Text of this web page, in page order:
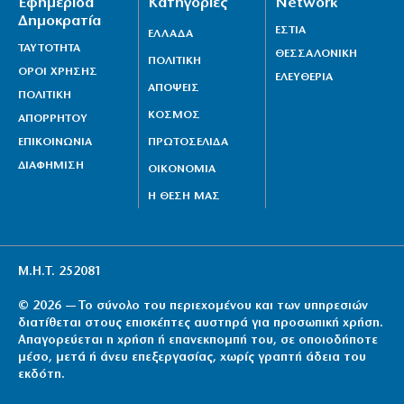
Τον νου σας στα παιδιά!
Ποια είναι η ισχυρότερη μυστική υπηρεσία της
Ευρώπης;
10|08|2026 | 20:52
Δημοκρατία
ΤΑΥΤΟΤΗΤΑ
ΟΡΟΙ ΧΡΗΣΗΣ
ΠΟΛΙΤΙΚΗ
ΑΠΟΡΡΗΤΟΥ
ΕΠΙΚΟΙΝΩΝΙΑ
ΔΙΑΦΗΜΙΣΗ
ΕΛΛΑΔΑ
ΠΟΛΙΤΙΚΗ
ΑΠΟΨΕΙΣ
ΚΟΣΜΟΣ
ΠΡΩΤΟΣΕΛΙΔΑ
ΟΙΚΟΝΟΜΙΑ
Η ΘΕΣΗ ΜΑΣ
ΕΣΤΙΑ
ΘΕΣΣΑΛΟΝΙΚΗ
ΕΛΕΥΘΕΡΙΑ
Μ.Η.Τ. 252081
© 2026 — Το σύνολο του περιεχομένου και των υπηρεσιών
διατίθεται στους επισκέπτες αυστηρά για προσωπική χρήση.
Απαγορεύεται η χρήση ή επανεκπομπή του, σε οποιοδήποτε
μέσο, μετά ή άνευ επεξεργασίας, χωρίς γραπτή άδεια του
εκδότη.